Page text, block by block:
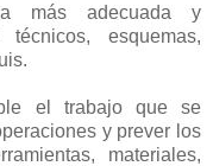
más adecuada y
esquemas,
el trabajo que se
y prever los
materiales,